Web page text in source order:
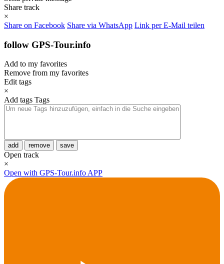
Share track
×
Share on Facebook Share via WhatsApp Link per E-Mail teilen
follow GPS-Tour.info
Add to my favorites
Remove from my favorites
Edit tags
×
Add tags Tags
add remove save
Open track
×
Open with GPS-Tour.info APP